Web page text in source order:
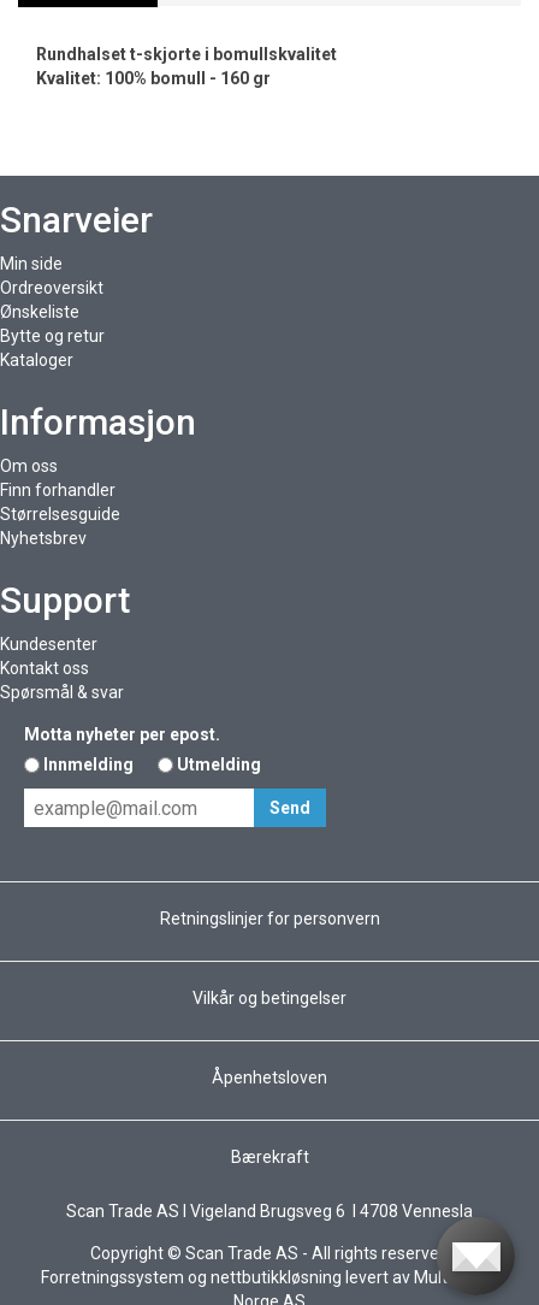
Rundhalset t-skjorte i bomullskvalitet
Kvalitet: 100% bomull - 160 gr
Snarveier
Min side
Ordreoversikt
Ønskeliste
Bytte og retur
Kataloger
Informasjon
Om oss
Finn forhandler
Størrelsesguide
Nyhetsbrev
Support
Kundesenter
Kontakt oss
Spørsmål & svar
Motta nyheter per epost.
Innmelding
Utmelding
Retningslinjer for personvern
Vilkår og betingelser
Åpenhetsloven
Bærekraft
Scan Trade AS I Vigeland Brugsveg 6 I 4708 Vennesla
Copyright © Scan Trade AS - All rights reserved
Forretningssystem og nettbutikkløsning levert av Multicase™